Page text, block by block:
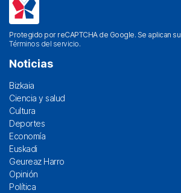
Protegido por reCAPTCHA de Google. Se aplican su
Términos del servicio.
Noticias
Bizkaia
Ciencia y salud
Cultura
Deportes
Economía
Euskadi
Geureaz Harro
Opinión
Política